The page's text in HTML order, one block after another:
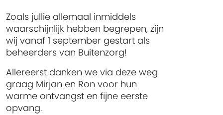
Zoals jullie allemaal inmiddels
waarschijnlijk hebben begrepen, zijn
wij vanaf 1 september gestart als
beheerders van Buitenzorg!
Allereerst danken we via deze weg
graag Mirjan en Ron voor hun
warme ontvangst en fijne eerste
opvang.